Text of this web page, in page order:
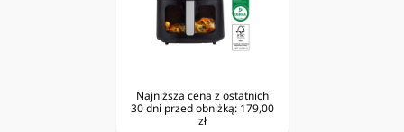
Najniższa cena z ostatnich
30 dni przed obniżką: 179,00
zł